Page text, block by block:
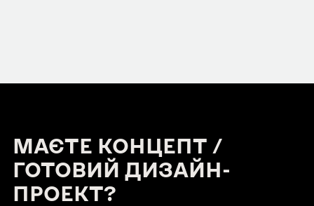
МАЄТЕ КОНЦЕПТ /
ГОТОВИЙ ДИЗАЙН-
ПРОЕКТ?